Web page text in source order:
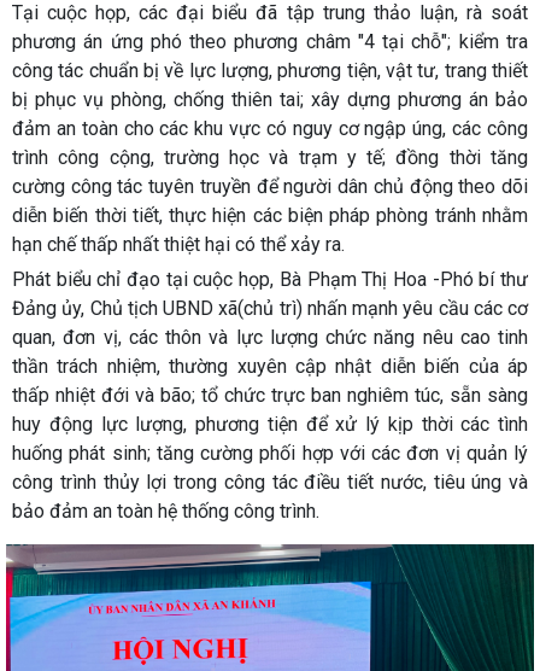
Tại cuộc họp, các đại biểu đã tập trung thảo luận, rà soát
phương án ứng phó theo phương châm "4 tại chỗ"; kiểm tra
công tác chuẩn bị về lực lượng, phương tiện, vật tư, trang thiết
bị phục vụ phòng, chống thiên tai; xây dựng phương án bảo
đảm an toàn cho các khu vực có nguy cơ ngập úng, các công
trình công cộng, trường học và trạm y tế; đồng thời tăng
cường công tác tuyên truyền để người dân chủ động theo dõi
diễn biến thời tiết, thực hiện các biện pháp phòng tránh nhằm
hạn chế thấp nhất thiệt hại có thể xảy ra.
Phát biểu chỉ đạo tại cuộc họp, Bà Phạm Thị Hoa -Phó bí thư
Đảng ủy, Chủ tịch UBND xã(chủ trì) nhấn mạnh yêu cầu các cơ
quan, đơn vị, các thôn và lực lượng chức năng nêu cao tinh
thần trách nhiệm, thường xuyên cập nhật diễn biến của áp
thấp nhiệt đới và bão; tổ chức trực ban nghiêm túc, sẵn sàng
huy động lực lượng, phương tiện để xử lý kịp thời các tình
huống phát sinh; tăng cường phối hợp với các đơn vị quản lý
công trình thủy lợi trong công tác điều tiết nước, tiêu úng và
bảo đảm an toàn hệ thống công trình.